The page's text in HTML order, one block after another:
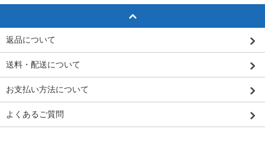
返品について
送料・配送について
お支払い方法について
よくあるご質問